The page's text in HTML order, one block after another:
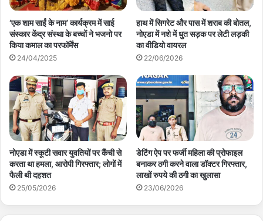
‘एक शाम साईं के नाम’ कार्यक्रम में साई
संस्कार केंद्र संस्था के बच्चों ने भजनो पर
किया कमाल का परफॉर्मेंस
24/04/2025
हाथ में सिगरेट और पास में शराब की बोतल,
नोएडा में नशे में धुत सड़क पर लेटी लड़की
का वीडियो वायरल
22/06/2026
नोएडा में स्कूटी सवार युवतियों पर कैंची से
करता था हमला, आरोपी गिरफ्तार; लोगों में
फैली थी दहशत
25/05/2026
डेटिंग ऐप पर फर्जी महिला की प्रोफाइल
बनाकर ठगी करने वाला डॉक्टर गिरफ्तार,
लाखों रुपये की ठगी का खुलासा
23/06/2026